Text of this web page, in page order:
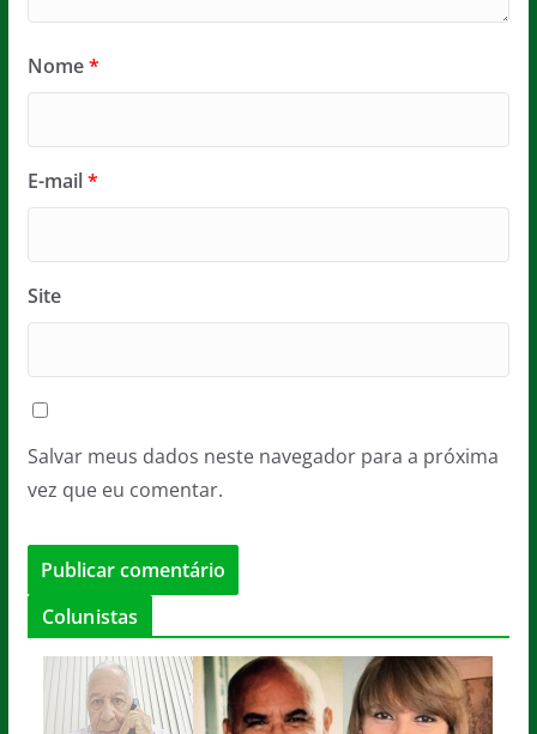
Nome*
E-mail*
Site
Salvar meus dados neste navegador para a próxima
vez que eu comentar.
Colunistas